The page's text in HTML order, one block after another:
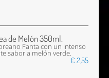
de Melón 350ml.
Fanta con un intenso
sabor a melón verde.
€ 2,55